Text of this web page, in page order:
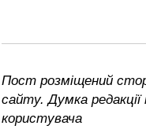
Пост розміщений
сайту. Думка
користувача